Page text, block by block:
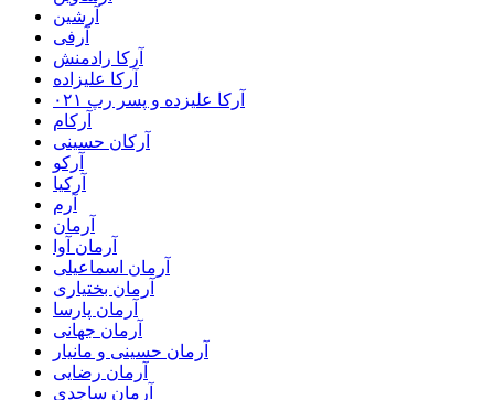
آرشین
آرفی
آرکا رادمنش
آرکا علیزاده
آرکا علیزده و پسر رپ ۰۲۱
آرکام
آرکان حسینی
آرکو
آرکیا
آرم
آرمان
آرمان آوا
آرمان اسماعیلی
آرمان بختیاری
آرمان پارسا
آرمان جهانی
آرمان حسینی و مانیار
آرمان رضایی
آرمان ساجدی